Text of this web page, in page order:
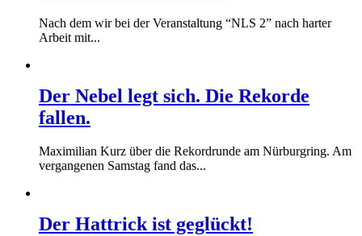
Nach dem wir bei der Veranstaltung “NLS 2” nach harter
Arbeit mit...
Der Nebel legt sich. Die Rekorde
fallen.
Maximilian Kurz über die Rekordrunde am Nürburgring. Am
vergangenen Samstag fand das...
Der Hattrick ist geglückt!